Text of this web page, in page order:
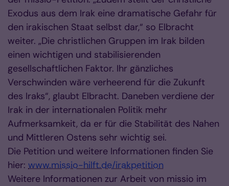
Exodus aus dem Irak eine dramatische Gefahr für
den irakischen Staat selbst dar,“ so Elbracht
weiter. „Die christlichen Gruppen im Irak bilden
einen wichtigen und stabilisierenden
gesellschaftlichen Faktor. Ihr gänzliches
Verschwinden wäre verheerend für die Zukunft
des Iraks“, glaubt Elbracht. Daneben verdiene der
Irak in der internationalen Politik mehr
Aufmerksamkeit, da er für die Stabilität des Nahen
und Mittleren Ostens sehr wichtig sei.
Die Petition und weitere Informationen finden Sie
hier: www.missio-hilft.de/irakpetition
Weitere Informationen zur Arbeit von missio im